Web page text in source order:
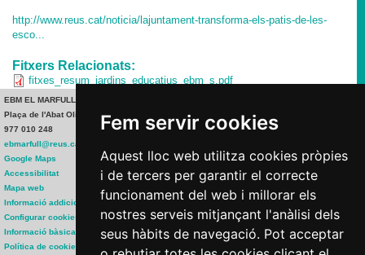
Fem servir cookies
Aquest lloc web utilitza cookies pròpies
i de tercers per garantir el correcte
funcionament del web i millorar els
nostres serveis mitjançant l'anàlisi dels
seus hàbits de navegació. Pot acceptar
http://www.reus.cat/noticia/lajuntament-transforma-els-patis-de-les-
esco...
Fitxers Relacionats:
fitxes_resum_jardins_educatius_ebm_s.pdf
EBM EL MARFULL
Plaça de l'Abat Oliba, 35 43204 REUS
977 010 248
ebmarfull@reus.cat
Google Maps
Accessibilitat
Mapa web
Informació addicional
Configurar cookies
Informació bàsica RGPD
Política de cookies